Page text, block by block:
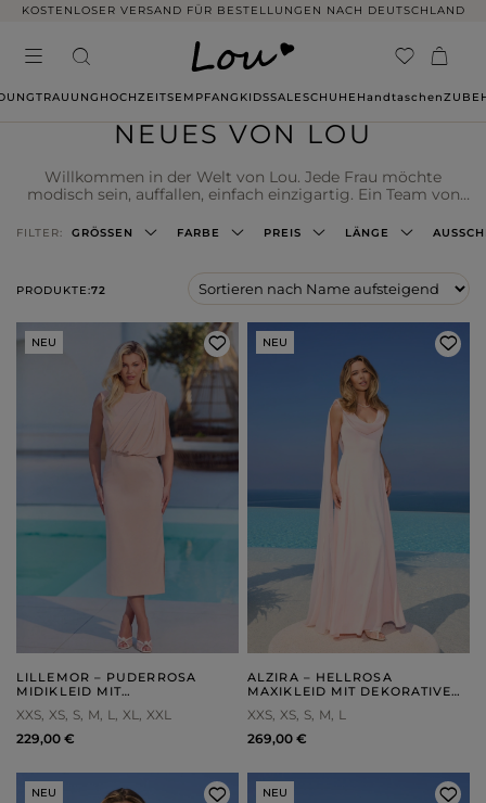
14 TAGE RÜCKGABE OHNE ANGABE VON GRÜNDEN
TRAUUNG HOCHZEITSEMPFANG KIDSSALESCHUHE Handtaschen
NEUES VON LOU
Willkommen in der Welt von Lou. Jede Frau möchte
modisch sein, auffallen, einfach einzigartig. Ein Team von
maßgeschneidert, um Ihre ästhetischen und praktischen
Ihnen eine neue Kollektion von Neuheiten. Erfreuen Sie sich
selbst und alle um Sie herum.
PRODUKTE:72
FILTER: GRÖSSEN FARBE PREIS LÄNGE
NEU
LILLEMOR – PUDERROSA
MIDIKLEID MIT
XXS XS S M L XL XXL
229,00 €
NEU
ALZIRA – HELLROSA
MAXIKLEID MIT DEKORATIVEM
XXS XS S M L
269,00 €
NEU NEU